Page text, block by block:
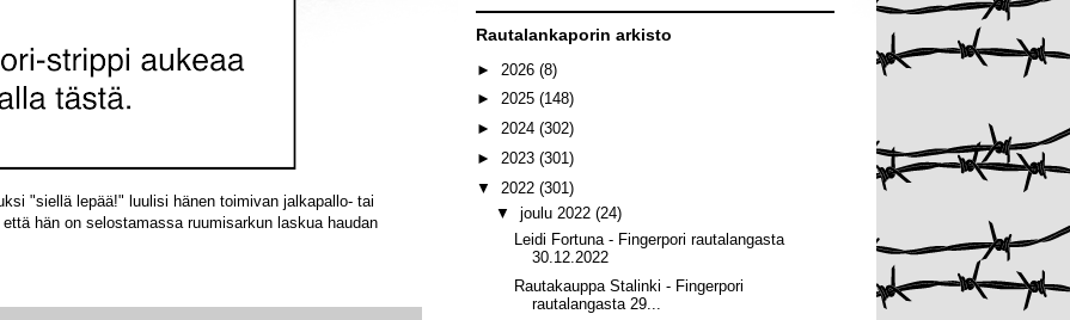
"siellä lepää!" luulisi hänen toimivan jalkapallo- tai
hän on selostamassa ruumisarkun laskua haudan
Rautalankaporin arkisto
► 2026 (8)
► 2025 (148)
► 2024 (302)
► 2023 (301)
▼ 2022 (301)
▼ joulu 2022 (24)
Leidi Fortuna - Fingerpori rautalangasta
30.12.2022
Rautakauppa Stalinki - Fingerpori
rautalangasta 29...